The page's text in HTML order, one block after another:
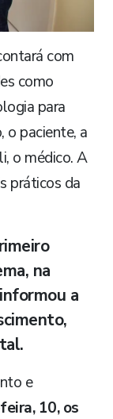
com
como
para
o paciente, a
o médico. A
práticos da
na
a
e
10, os